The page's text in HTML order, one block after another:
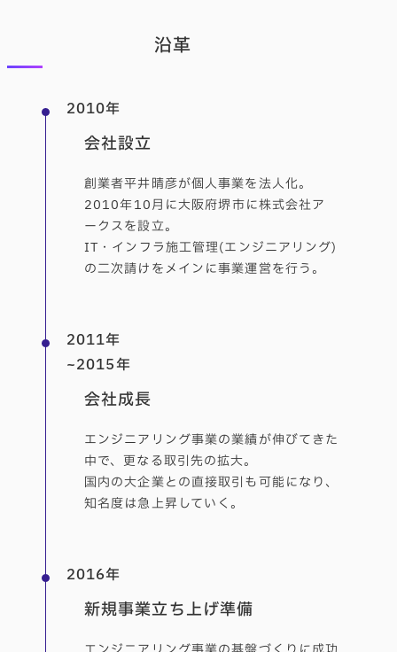
沿革
会社設立
創業者平井晴彦が個人事業を法人化。
2010年10月に大阪府堺市に株式会社ア
ークスを設立。
IT・インフラ施工管理(エンジニアリング)
の二次請けをメインに事業運営を行う。
2010年
会社成長
エンジニアリング事業の業績が伸びてきた
中で、更なる取引先の拡大。
国内の大企業との直接取引も可能になり、
知名度は急上昇していく。
2011年
~2015年
新規事業立ち上げ準備
2016年